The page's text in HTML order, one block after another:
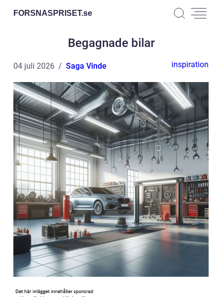
FORSNASPRISET.se
Begagnade bilar
04 juli 2026 Saga Vinde inspiration